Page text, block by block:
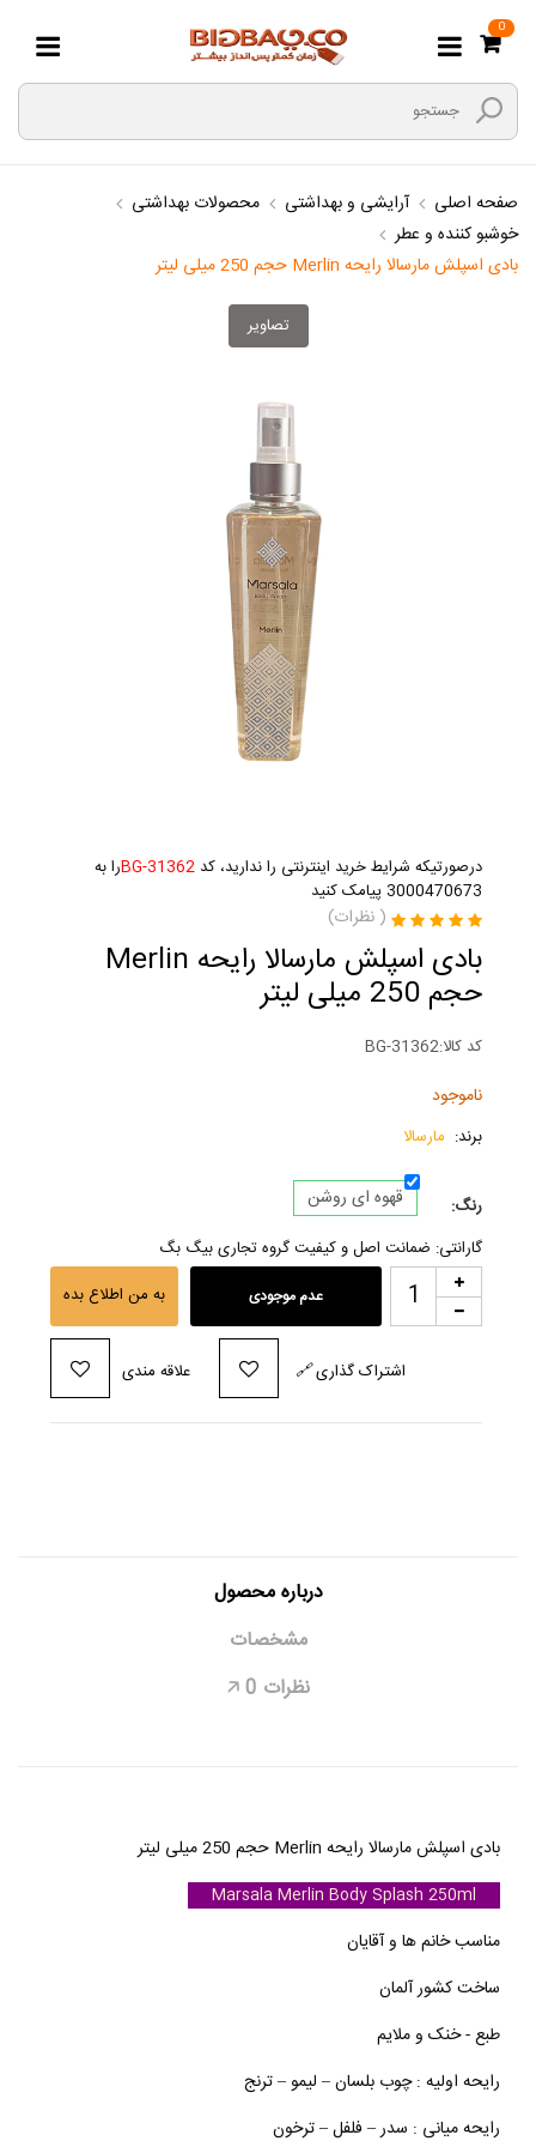
0
صفحه اصلی آرایشی و بهداشتی
محصولات بهداشتی
خوشبو کننده و عطر
بادی اسپلش مارسالا رایحه Merlin حجم 250 میلی لیتر
تصاویر
درصورتیکه شرایط خرید اینترنتی را ندارید، کد BG-31362را به
3000470673 پیامک کنید
( نظرات)
بادی اسپلش مارسالا رایحه Merlin
حجم 250 میلی لیتر
کد کالا:BG-31362
ناموجود
برند: مارسالا
رنگ: قهوه ای روشن
گارانتی: ضمانت اصل و کیفیت گروه تجاری بیگ بگ
عدم موجودی به من اطلاع بده
علاقه مندی 🔗اشتراک گذاری
درباره محصول
مشخصات
نظرات 0
🡥
بادی اسپلش مارسالا رایحه Merlin حجم 250 میلی لیتر
مناسب خانم ها و آقایان
ساخت کشور آلمان
طبع - خنک و ملایم
رایحه اولیه : چوب بلسان – لیمو – ترنج
رایحه میانی : سدر – فلفل – ترخون